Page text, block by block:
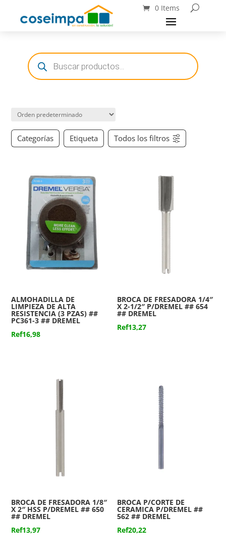
0 Items
Búsqueda
de
productos
Categorías Etiqueta Todos los filtros
ALMOHADILLA DE
LIMPIEZA DE ALTA
RESISTENCIA (3 PZAS) ##
PC361-3 ## DREMEL
Ref16,98
BROCA DE FRESADORA 1/4″
X 2-1/2″ P/DREMEL ## 654
## DREMEL
Ref13,27
BROCA DE FRESADORA 1/8″
X 2″ HSS P/DREMEL ## 650
## DREMEL
Ref13,97
BROCA P/CORTE DE
CERAMICA P/DREMEL ##
562 ## DREMEL
Ref20,22